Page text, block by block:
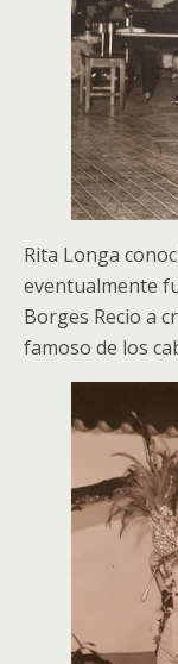
Rita Longa
eventualmente
Borges Recio a
famoso de los